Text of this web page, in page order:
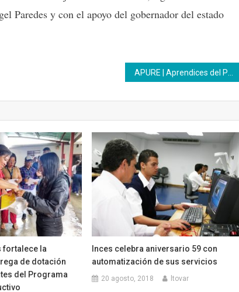
Paredes y con el apoyo del gobernador del estado
fortalece la
de dotación
del Programa
Inces celebra aniversario 59 con
automatización de sus servicios
20 agosto, 2018 ltovar